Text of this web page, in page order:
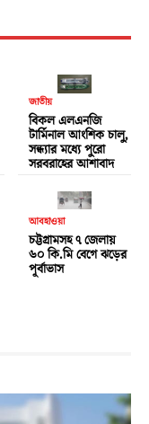
জাতীয়
বিকল এলএনজি
টার্মিনাল আংশিক চালু,
সন্ধ্যার মধ্যে পুরো
সরবরাহের আশাবাদ
আবহাওয়া
চট্টগ্রামসহ ৭ জেলায়
৬০ কি.মি বেগে ঝড়ের
পূর্বাভাস